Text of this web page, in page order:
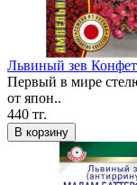
Львиный зев
Первый в мире
от япон..
440 тг.
В корзину